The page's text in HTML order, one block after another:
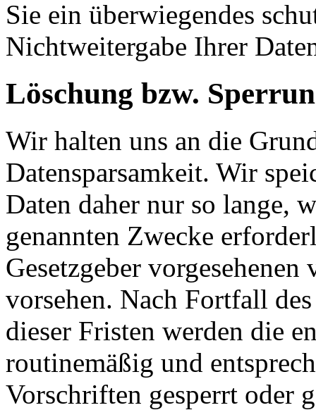
Sie ein überwiegendes
Nichtweitergabe Ihrer
Löschung bzw.
Wir halten uns an die
Datensparsamkeit. Wir
Daten daher nur so lange,
genannten Zwecke
Gesetzgeber
vorsehen. Nach Fortfall
dieser Fristen werden die
routinemäßig und
Vorschriften gesperrt oder